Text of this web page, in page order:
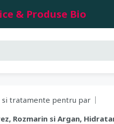
& Produse Bio
si tratamente pentru par
Rozmarin si Argan,